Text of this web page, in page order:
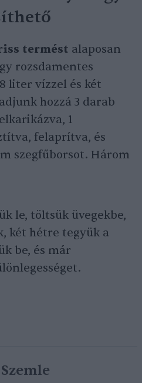
termést alaposan
rozsdamentes
liter vízzel és két
hozzá 3 darab
1
felaprítva, és
szegfűborsot. Három
le, töltsük üvegekbe,
két hétre tegyük a
be, és már